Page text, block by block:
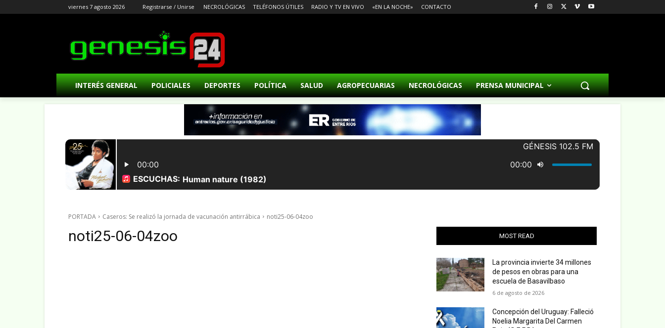
viernes 7 agosto 2026 Registrarse / Unirse NECROLÓGICAS TELÉFONOS ÚTILES RADIO Y TV EN VIVO «EN LA NOCHE» CONTACTO
INTERÉS GENERAL POLICIALES DEPORTES POLÍTICA SALUD AGROPECUARIAS NECROLÓGICAS PRENSA MUNICIPAL
PORTADA Caseros: Se realizó la jornada de vacunación antirrábica noti25-06-04zoo
noti25-06-04zoo MOST READ
La provincia invierte 34 millones
de pesos en obras para una
escuela de Basavilbaso
6 de agosto de 2026
Concepción del Uruguay: Falleció
Noelia Margarita Del Carmen